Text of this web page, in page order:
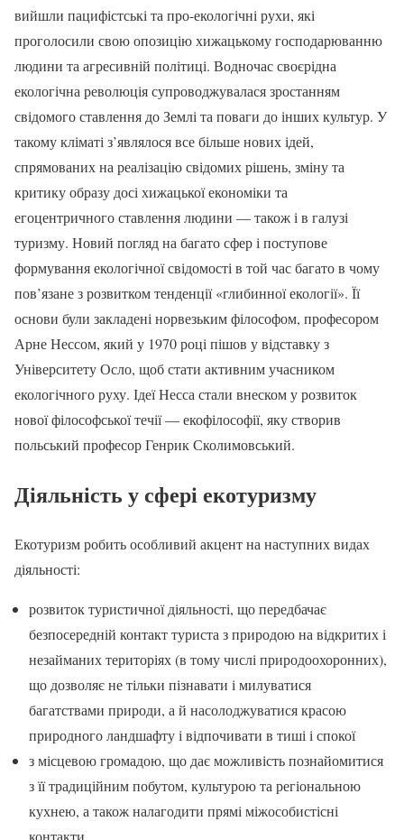
вийшли пацифістські та про-екологічні рухи, які
проголосили свою опозицію хижацькому господарюванню
людини та агресивній політиці. Водночас своєрідна
екологічна революція супроводжувалася зростанням
свідомого ставлення до Землі та поваги до інших культур. У
такому кліматі з’являлося все більше нових ідей,
спрямованих на реалізацію свідомих рішень, зміну та
критику образу досі хижацької економіки та
егоцентричного ставлення людини — також і в галузі
туризму. Новий погляд на багато сфер і поступове
формування екологічної свідомості в той час багато в чому
пов’язане з розвитком тенденції «глибинної екології». Її
основи були закладені норвезьким філософом, професором
Арне Нессом, який у 1970 році пішов у відставку з
Університету Осло, щоб стати активним учасником
екологічного руху. Ідеї Несса стали внеском у розвиток
нової філософської течії — екофілософії, яку створив
польський професор Генрик Сколимовський.
Діяльність у сфері екотуризму
Екотуризм робить особливий акцент на наступних видах
діяльності:
розвиток туристичної діяльності, що передбачає
безпосередній контакт туриста з природою на відкритих і
незайманих територіях (в тому числі природоохоронних),
що дозволяє не тільки пізнавати і милуватися
багатствами природи, а й насолоджуватися красою
природного ландшафту і відпочивати в тиші і спокої
з місцевою громадою, що дає можливість познайомитися
з її традиційним побутом, культурою та регіональною
кухнею, а також налагодити прямі міжособистісні
контакти